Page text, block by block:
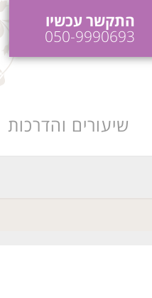
התקשר עכשיו
050-9990693
שיעורים והדרכות